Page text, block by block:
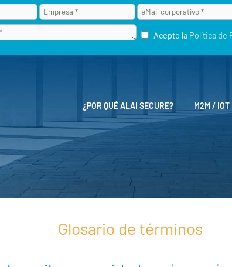
Acepto la Política de
¿POR QUÉ ALAI SECURE? M2M / IOT
Glosario de términos